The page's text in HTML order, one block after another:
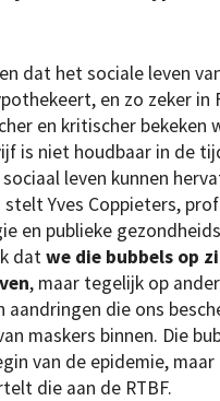
dat het sociale leven
en zo zeker in
en kritischer bekeken
is niet houdbaar in de
leven kunnen
stelt Yves Coppieters,
en publieke
datwe die bubbels op
, maar tegelijk op
aandringen die ons
maskers binnen. Die
van de epidemie,
die aan de RTBF.